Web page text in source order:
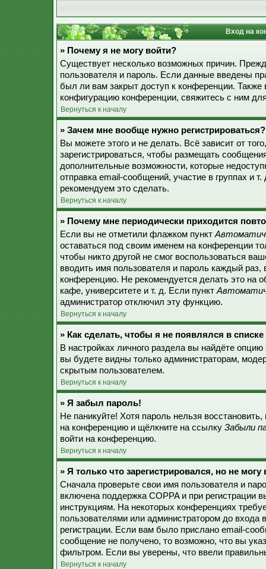
Вход на
» Почему я не могу войти?
Существует несколько возможных причин.
пользователя и пароль. Если данные введены
был ли вам закрыт доступ к конференции. Также
конфигурацию конференции, свяжитесь с ним
Вернуться к началу
» Зачем мне вообще нужно регистрироваться?
Вы можете этого и не делать. Всё зависит от
зарегистрироваться, чтобы размещать
дополнительные возможности, которые
отправка email-сообщений, участие в группах и
рекомендуем это сделать.
Вернуться к началу
» Почему мне периодически приходится
Если вы не отметили флажком пункт
оставаться под своим именем на конференции
чтобы никто другой не смог воспользоваться
вводить имя пользователя и пароль каждый
конференцию. Не рекомендуется делать это на
кафе, университете и т. д. Если пункт
администратор отключил эту функцию.
Вернуться к началу
» Как сделать, чтобы я не появлялся в
В настройках личного раздела вы найдёте опцию
вы будете видны только администраторам,
скрытым пользователем.
Вернуться к началу
» Я забыл пароль!
Не паникуйте! Хотя пароль нельзя
на конференцию и щёлкните на ссылку Забыли
войти на конференцию.
Вернуться к началу
» Я только что зарегистрировался, но не могу
Сначала проверьте свои имя пользователя и
включена поддержка COPPA и при регистрации
инструкциям. На некоторых конференциях
пользователями или администратором до
регистрации. Если вам было прислано email-
сообщение не получено, то возможно, что вы
фильтром. Если вы уверены, что ввели
Вернуться к началу